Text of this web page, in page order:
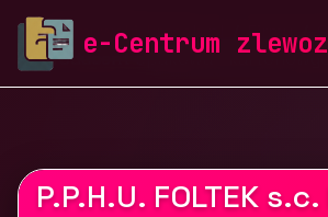
e-Centrum
zlewozmywaki-krosch.pl Firmy
Producent opakowań
P.P.H.U. FOLTEK